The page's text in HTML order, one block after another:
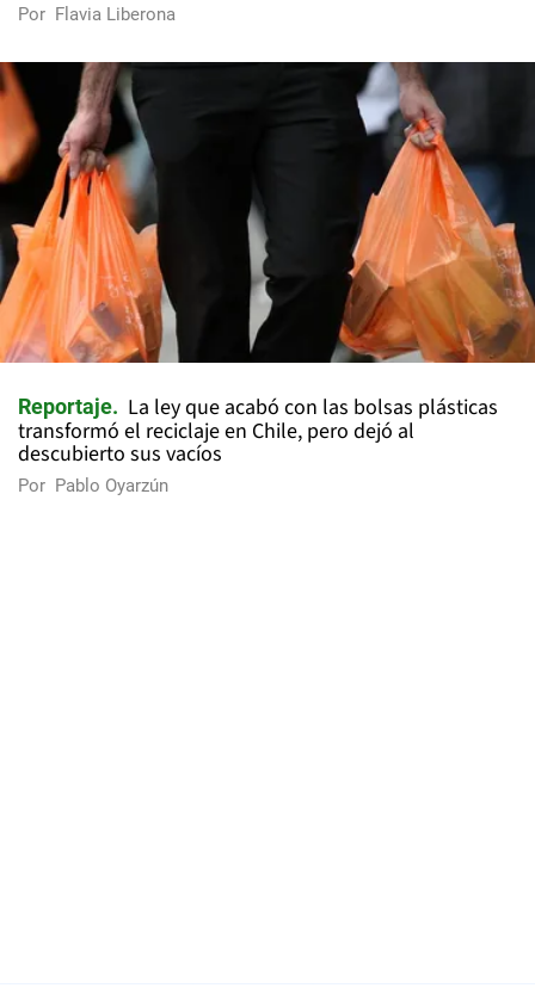
Por Flavia Liberona
Reportaje
La ley que acabó con las bolsas plásticas
transformó el reciclaje en Chile, pero dejó al
descubierto sus vacíos
Por Pablo Oyarzún